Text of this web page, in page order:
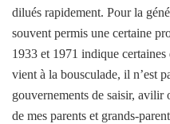
dilués rapidement. Pour la
souvent permis une certaine
1933 et 1971 indique
vient à la bousculade, il n’est
gouvernements de saisir,
de mes parents et grands-